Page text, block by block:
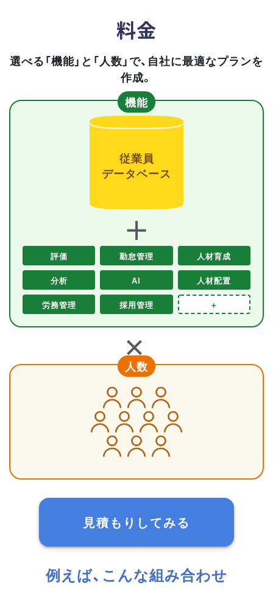
料金
選べる「機能」と「人数」で、自社に最適なプランを
作成。
機能
従業員
データベース
＋
評価 勤怠管理 人材育成
分析 AI 人材配置
労務管理 採用管理 ＋
＋
人数
見積もりしてみる
例えば、こんな組み合わせ